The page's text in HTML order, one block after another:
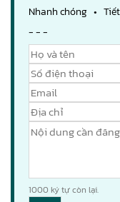
Nhanh chóng •
- - -
1000 ký tự còn lại.